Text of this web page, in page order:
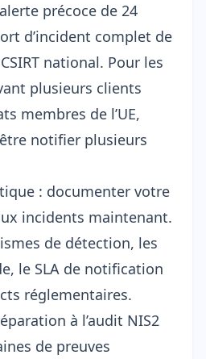
précoce de 24
d’incident complet de
national. Pour les
plusieurs clients
membres de l’UE,
notifier plusieurs
: documenter votre
incidents maintenant.
de détection, les
le SLA de notification
réglementaires.
à l’audit NIS2
de preuves